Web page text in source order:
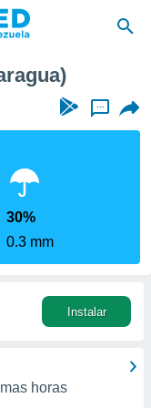
...
30%
0.3 mm
Instalar
horas